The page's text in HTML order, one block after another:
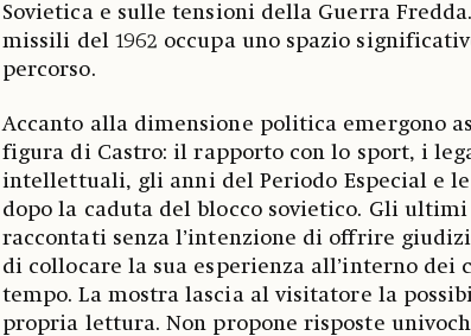
Sovietica e sulle tensioni della Guerra
missili del 1962 occupa uno spazio
percorso.
Accanto alla dimensione politica emergono
figura di Castro: il rapporto con lo sport, i
intellettuali, gli anni del Periodo Especial e
dopo la caduta del blocco sovietico. Gli ultimi
raccontati senza l’intenzione di offrire
di collocare la sua esperienza all’interno
tempo. La mostra lascia al visitatore la
propria lettura. Non propone risposte